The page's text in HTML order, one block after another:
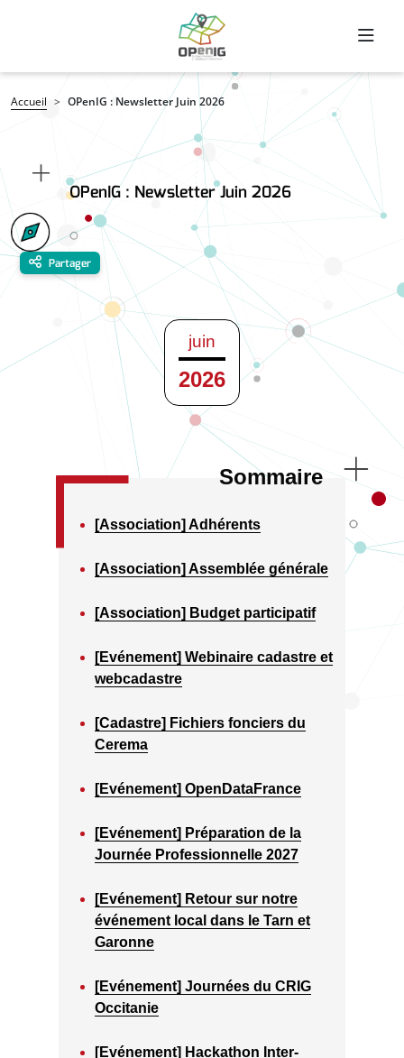
Fil d'Ariane
Accueil OPenIG : Newsletter Juin 2026
OPenIG : Newsletter Juin 2026
Partager
juin
2026
Sommaire
[Association] Adhérents
[Association] Assemblée générale
[Association] Budget participatif
[Evénement] Webinaire cadastre et
webcadastre
[Cadastre] Fichiers fonciers du
Cerema
[Evénement] OpenDataFrance
[Evénement] Préparation de la
Journée Professionnelle 2027
[Evénement] Retour sur notre
événement local dans le Tarn et
Garonne
[Evénement] Journées du CRIG
Occitanie
[Evénement] Hackathon Inter-